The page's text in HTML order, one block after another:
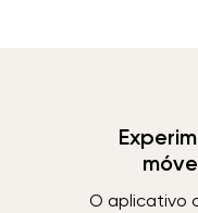
O aplicativo